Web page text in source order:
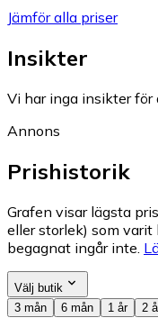
Jämför alla priser
Insikter
Vi har inga insikter för
Annons
Prishistorik
Grafen visar lägsta
eller storlek) som
begagnat ingår inte.
Välj butik
3 mån
6 mån 1 år 2